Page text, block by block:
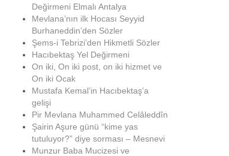
Değirmeni Elmalı Antalya
Mevlana’nın ilk Hocası Seyyid
Burhaneddin’den Sözler
Şems-i Tebrizi’den Hikmetli Sözler
Hacıbektaş Yel Değirmeni
On iki, On iki post, on iki hizmet ve
On iki Ocak
Mustafa Kemal’in Hacıbektaş’a
gelişi
Pir Mevlana Muhammed Celâleddîn
Şairin Aşure günü “kime yas
tutuluyor?” diye sorması – Mesnevi
Munzur Baba Mucizesi ve